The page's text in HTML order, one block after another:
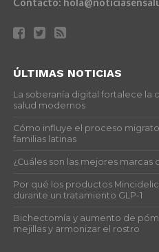
Contacto:
ÚLTIMAS NOTICIAS
La soberanía digital fortalece la
salud modernos
Cómo influye el proceso
familias latinas
¿Cuáles son las mejores
Por qué los productos
durante un tratamiento GLP-1
Bichectomía y aumento de
mejillas y armonizar el rostro